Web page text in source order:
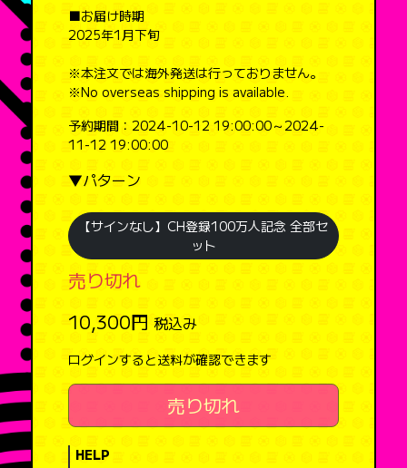
■お届け時期
2025年1月下旬
※本注文では海外発送は行っておりません。
※No overseas shipping is available.
予約期間：2024-10-12 19:00:00～2024-
11-12 19:00:00
▼パターン
【サインなし】CH登録100万人記念 全部セ
ット
売り切れ
10,300円 税込み
ログインすると送料が確認できます
売り切れ
HELP